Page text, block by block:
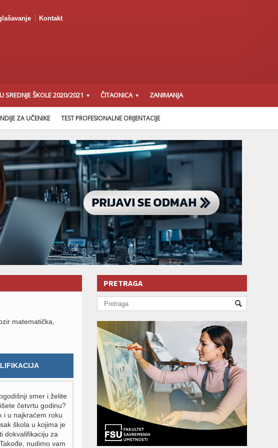
Kontakt
SREDNJE ŠKOLE 2020/2021 ČITAONICA ZANIMANJA
ZA UČENIKE TEST PROFESIONALNE ORIJENTACIJE
matematička,
smer i želite
četvrtu godinu?
i u najkraćem roku
škola u kojima je
dokvalifikaciju za
nudimo vam
PRETRAGA